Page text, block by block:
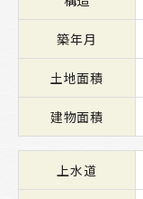
築年月
土地面積
建物面積
上水道